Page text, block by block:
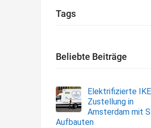
Tags
Beliebte Beiträge
Elektrifizierte
Zustellung in
Amsterdam mit
Aufbauten